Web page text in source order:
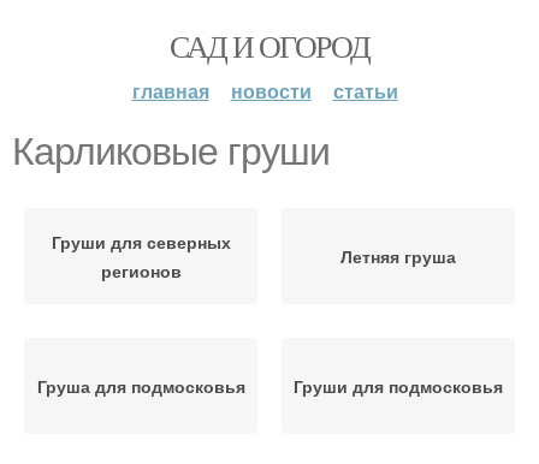
САД И ОГОРОД
главная новости статьи
Карликовые груши
Груши для северных
регионов
Летняя груша
Груша для подмосковья Груши для подмосковья